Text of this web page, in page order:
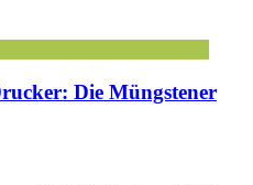
Die Müngstener